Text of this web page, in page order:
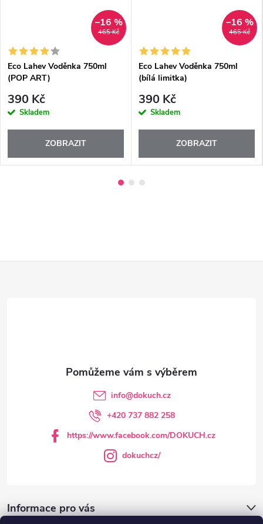
465 Kč
–16 %
Eco Lahev Voděnka 750ml
(POP ART)
390 Kč
Skladem
ZOBRAZIT
465 Kč
–16 %
Eco Lahev Voděnka 750ml
(bílá limitka)
390 Kč
Skladem
ZOBRAZIT
Informace pro vás
info@dokuch.cz
+420 737 882 258
https://www.facebook.com/DOKUCH.cz
dokuchcz/